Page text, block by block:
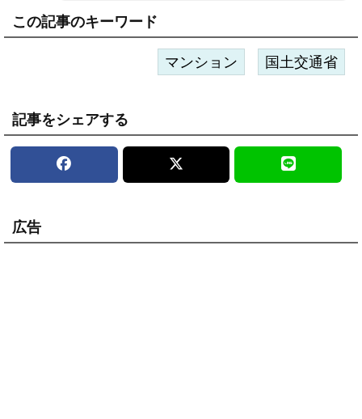
この記事のキーワード
マンション 国土交通省
記事をシェアする
広告